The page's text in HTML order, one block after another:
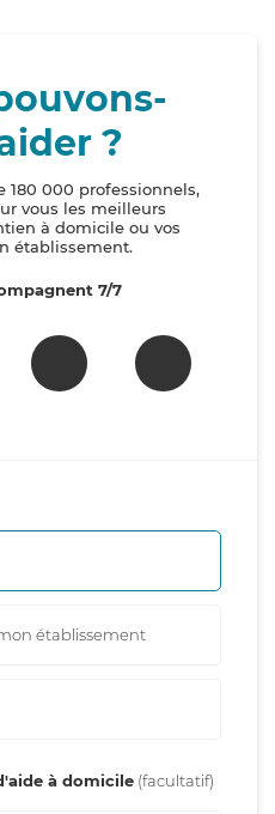
?
180 000 professionnels,
vous les meilleurs
à domicile ou vos
établissement.
7/7
établissement
à domicile